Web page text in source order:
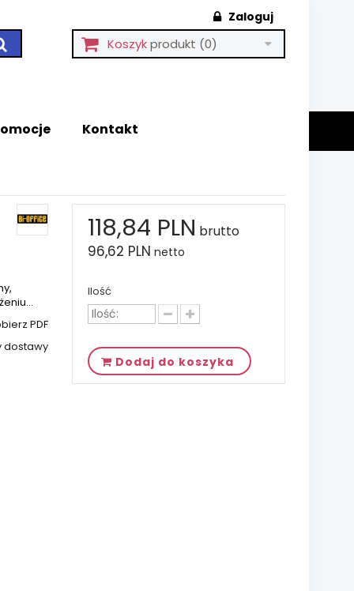
Zaloguj
Koszykprodukt (0)
Kontakt
PDF
dostawy
118,84 PLN brutto
96,62 PLN netto
Ilość
Dodaj do koszyka